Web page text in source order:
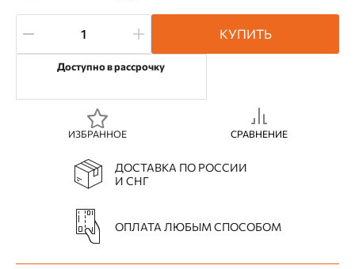
КУПИТЬ
Доступно в рассрочку
ИЗБРАННОЕ СРАВНЕНИЕ
ДОСТАВКА ПО РОССИИ
И СНГ
ОПЛАТА ЛЮБЫМ СПОСОБОМ